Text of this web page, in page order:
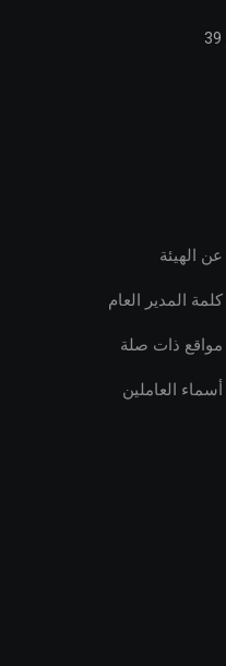
عن الهيئة
كلمة المدير العام
مواقع ذات صلة
أسماء العاملين